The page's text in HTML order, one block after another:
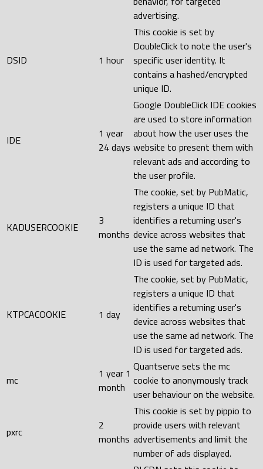
advertising.
DSID 1 hour
This cookie is set by
DoubleClick to note the user's
specific user identity. It
contains a hashed/encrypted
unique ID.
IDE
1 year
24 days
Google DoubleClick IDE cookies
are used to store information
about how the user uses the
website to present them with
relevant ads and according to
the user profile.
KADUSERCOOKIE
3
months
The cookie, set by PubMatic,
registers a unique ID that
identifies a returning user's
device across websites that
use the same ad network. The
ID is used for targeted ads.
KTPCACOOKIE 1 day
The cookie, set by PubMatic,
registers a unique ID that
identifies a returning user's
device across websites that
use the same ad network. The
ID is used for targeted ads.
mc
1 year 1
month
Quantserve sets the mc
cookie to anonymously track
user behaviour on the website.
pxrc
2
months
This cookie is set by pippio to
provide users with relevant
advertisements and limit the
number of ads displayed.